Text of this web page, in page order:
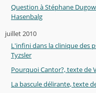
Question à Stéphane
Hasenbalg
juillet 2010
L'infini dans la clinique des
Tyzsler
Pourquoi Cantor?, texte de
La bascule délirante, texte